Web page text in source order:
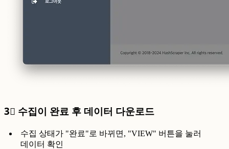
3⃣ 수집이 완료 후 데이터 다운로드
수집 상태가 "완료"로 바뀌면, "VIEW" 버튼을 눌러
데이터 확인